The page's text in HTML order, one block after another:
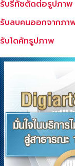
รับรีทัชตัดต่อรูปภาพ
รับลบคนออกจากภา
รับไดคัทรูปภาพ